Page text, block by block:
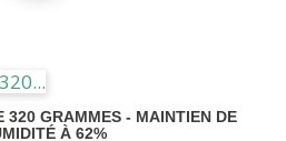
320 GRAMMES - MAINTIEN DE
À 62%